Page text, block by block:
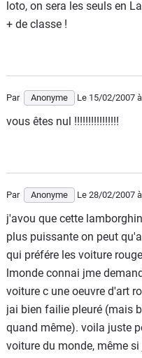
loto, on sera les seuls en
+ de classe !
Par Anonyme Le 15/02/2007
vous êtes nul !!!!!!!!!!!!!!!!
Par Anonyme Le 28/02/2007
j'avou que cette
plus puissante on peut
qui préfére les voiture
lmonde connai jme
voiture c une oeuvre d'art
jai bien failie pleuré (mais
quand même). voila juste
voiture du monde, même